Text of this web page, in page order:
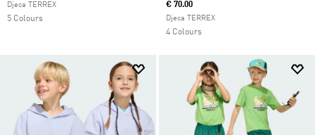
Djeca TERREX
5 Colours
€ 70.00
Djeca TERREX
4 Colours